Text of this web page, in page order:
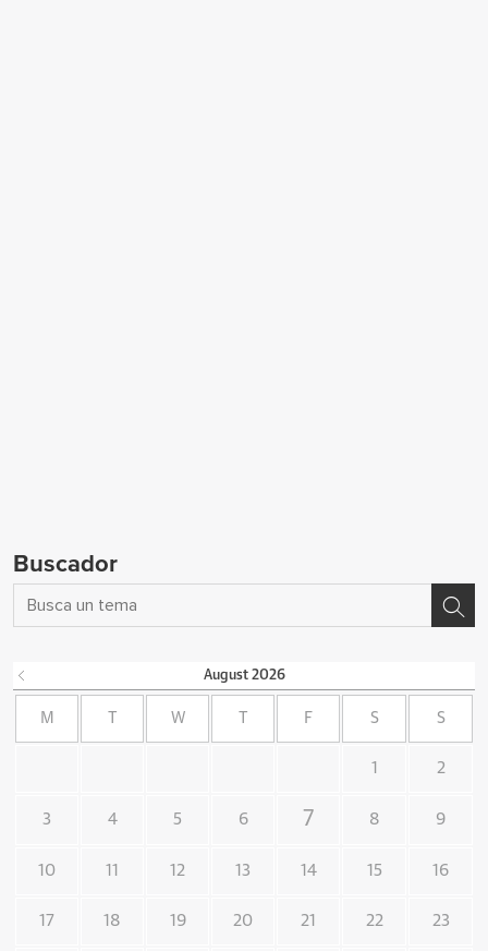
Buscador
August 2026
M W F S S
1 2
3 4 5 6 7 8 9
10 11 12 13 14 15 16
17 18 19 20 21 22 23